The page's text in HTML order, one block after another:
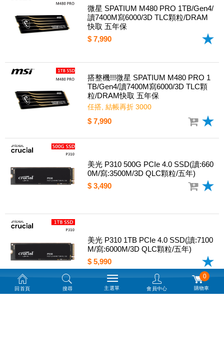
微星 SPATIUM M480 PRO 1TB/Gen4/
讀7400M寫6000/3D TLC顆粒/DRAM
快取 五年保
$ 7,990
搭整機!!!微星 SPATIUM M480 PRO 1
TB/Gen4/讀7400M寫6000/3D TLC顆
粒/DRAM快取 五年保
任搭, 結帳再折 3000
$ 7,990
美光 P310 500G PCIe 4.0 SSD(讀:660
0M/寫:3500M/3D QLC顆粒/五年)
$ 3,490
美光 P310 1TB PCIe 4.0 SSD(讀:7100
M/寫:6000M/3D QLC顆粒/五年)
$ 5,990
回首頁 搜尋 主選單 會員中心
0
購物車